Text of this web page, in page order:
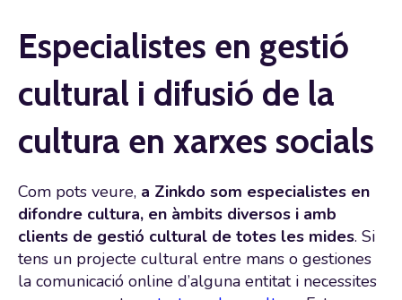
Especialistes en gestió
cultural i difusió de la
cultura en xarxes socials
Com pots veure, a Zinkdo som especialistes en
difondre cultura, en àmbits diversos i amb
clients de gestió cultural de totes les mides. Si
tens un projecte cultural entre mans o gestiones
la comunicació online d’alguna entitat i necessites